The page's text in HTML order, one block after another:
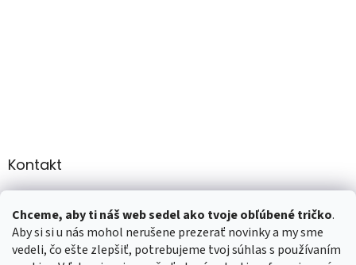
Chceme, aby ti náš web sedel ako tvoje obľúbené tričko.
Aby si si u nás mohol nerušene prezerať novinky a my sme
vedeli, čo ešte zlepšiť, potrebujeme tvoj súhlas s používaním
Kontakt
+421 907947783